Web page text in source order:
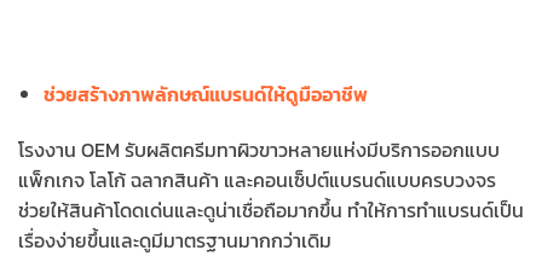
ช่วยสร้างภาพลักษณ์แบรนด์ให้ดูมืออาชีพ
โรงงาน OEM รับผลิตครีมทาผิวขาวหลายแห่งมีบริการออกแบบ
แพ็กเกจ โลโก้ ฉลากสินค้า และคอนเซ็ปต์แบรนด์แบบครบวงจร
ช่วยให้สินค้าโดดเด่นและดูน่าเชื่อถือมากขึ้น ทำให้การทำแบรนด์เป็น
เรื่องง่ายขึ้นและดูมีมาตรฐานมากกว่าเดิม